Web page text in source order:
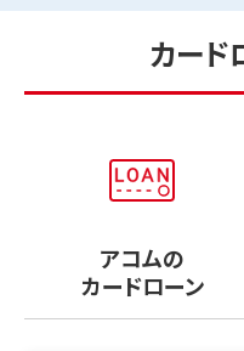
カード
アコムの
カードローン